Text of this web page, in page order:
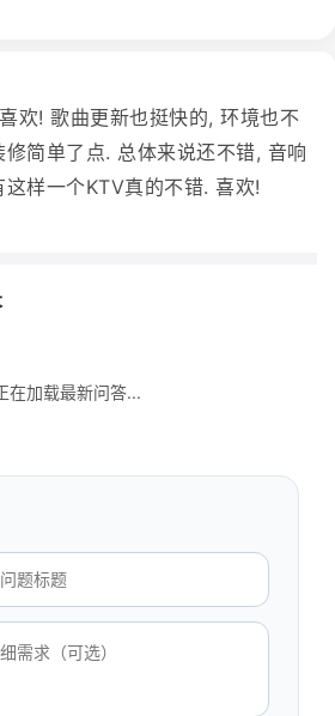
欢! 歌曲更新也挺快的, 环境也不
简单了点. 总体来说还不错, 音响
样一个KTV真的不错. 喜欢!
在加载最新问答...